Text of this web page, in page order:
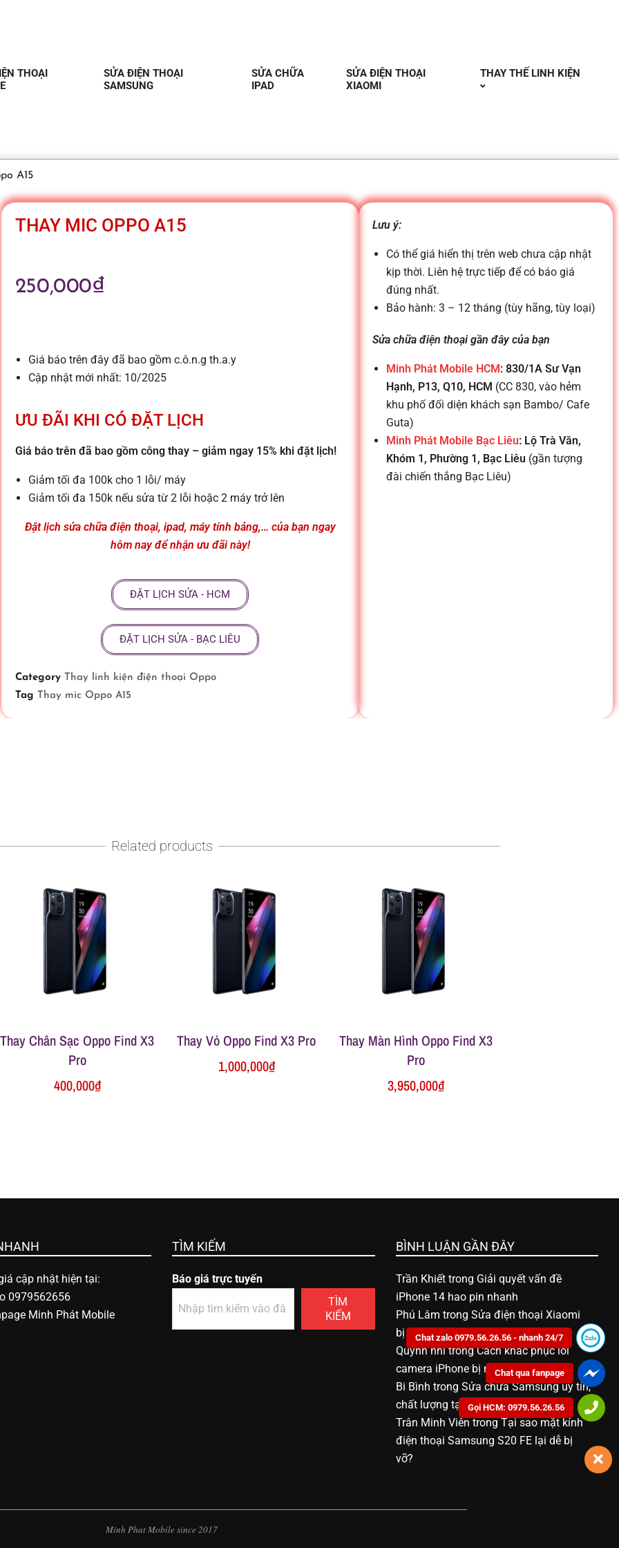
THOẠI
SỬA ĐIỆN THOẠI
SAMSUNG
SỬA CHỮA
IPAD
SỬA ĐIỆN THOẠI
XIAOMI
THAY THẾ LINH KIỆN
A15
THAY MIC OPPO A15
250,000₫
Giá báo trên đây đã bao gồm c.ô.n.g th.a.y
Cập nhật mới nhất: 10/2025
ƯU ĐÃI KHI CÓ ĐẶT LỊCH
Giá báo trên đã bao gồm công thay – giảm ngay 15% khi đặt lịch!
Giảm tối đa 100k cho 1 lỗi/ máy
Giảm tối đa 150k nếu sửa từ 2 lỗi hoặc 2 máy trở lên
Đặt lịch sửa chữa điện thoại, ipad, máy tính bảng,… của bạn ngay
hôm nay để nhận ưu đãi này!
ĐẶT LỊCH SỬA - HCM
ĐẶT LỊCH SỬA - BẠC LIÊU
Category Thay linh kiện điện thoại Oppo
Tag Thay mic Oppo A15
Lưu ý:
Có thể giá hiển thị trên web chưa cập nhật
kịp thời. Liên hệ trực tiếp để có báo giá
đúng nhất.
Bảo hành: 3 – 12 tháng (tùy hãng, tùy loại)
Sửa chữa điện thoại gần đây của bạn
Minh Phát Mobile HCM: 830/1A Sư Vạn
Hạnh, P13, Q10, HCM (CC 830, vào hẻm
khu phố đối diện khách sạn Bambo/ Cafe
Guta)
Minh Phát Mobile Bạc Liêu: Lộ Trà Văn,
Khóm 1, Phường 1, Bạc Liêu (gần tượng
đài chiến thắng Bạc Liêu)
Related products
Thay Chân Sạc Oppo Find X3
Pro
400,000₫
Thay Vỏ Oppo Find X3 Pro
1,000,000₫
Thay Màn Hình Oppo Find X3
Pro
3,950,000₫
cập nhật hiện tại:
0979562656
Minh Phát Mobile
TÌM KIẾM
Báo giá trực tuyến
TÌM
KIẾM
BÌNH LUẬN GẦN ĐÂY
Trần Khiếttrong Giải quyết vấn đề
iPhone 14 hao pin nhanh
Phú Lâm trong Sửa điện thoại Xiaomi
bị vô nước bao nhiêu tiền
Quỳnh nhitrongCách khắc phục lỗi
camera iPhone bị mờ
Bi Bình trong Sửa chữa Samsung uy tín,
chất lượng tại Bạc Liêu
Trân Minh ViêntrongTại sao mặt kính
điện thoại Samsung S20 FE lại dễ bị
vỡ?
Minh Phat Mobile since 2017
Chat zalo 0979.56.26.56 - nhanh 24/7
Chat qua fanpage
Gọi HCM: 0979.56.26.56